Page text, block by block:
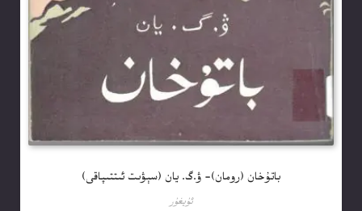
باتۇخان (رومان)- ۋ.گ. يان (سېۋىت ئىتتىپاقى)
ئۇيغۇر